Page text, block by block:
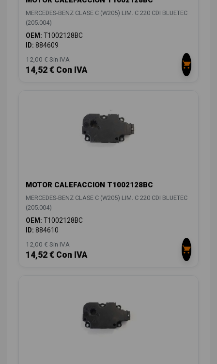
MERCEDES-BENZ CLASE C (W205) LIM. C 220 CDI BLUETEC
(205.004)
OEM: T1002128BC
ID: 884609
12,00 € Sin IVA
14,52 € Con IVA
MOTOR CALEFACCION T1002128BC
MERCEDES-BENZ CLASE C (W205) LIM. C 220 CDI BLUETEC
(205.004)
OEM: T1002128BC
ID: 884610
12,00 € Sin IVA
14,52 € Con IVA